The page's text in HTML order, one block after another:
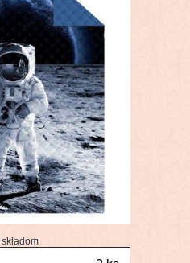
skladom